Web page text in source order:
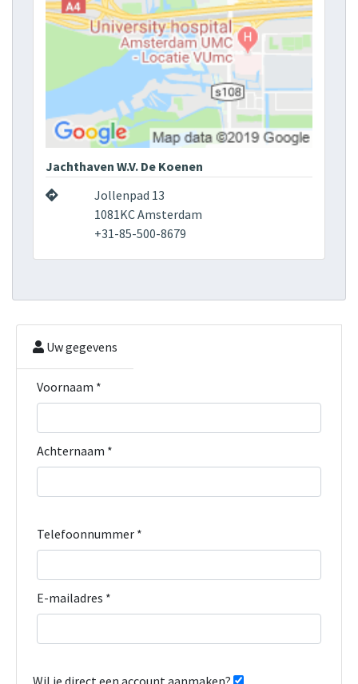
Jachthaven W.V. De Koenen
Jollenpad 13
1081KC Amsterdam
+31-85-500-8679
Uw gegevens
Voornaam *
Achternaam *
Telefoonnummer *
E-mailadres *